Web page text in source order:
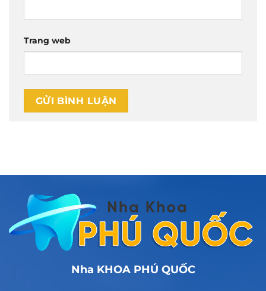
Trang web
Nha KHOA PHÚ QUỐC